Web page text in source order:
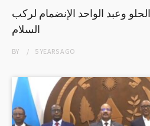
وعبد الواحد الإنضمام لركب
السلام
BY 5 YEARSAGO